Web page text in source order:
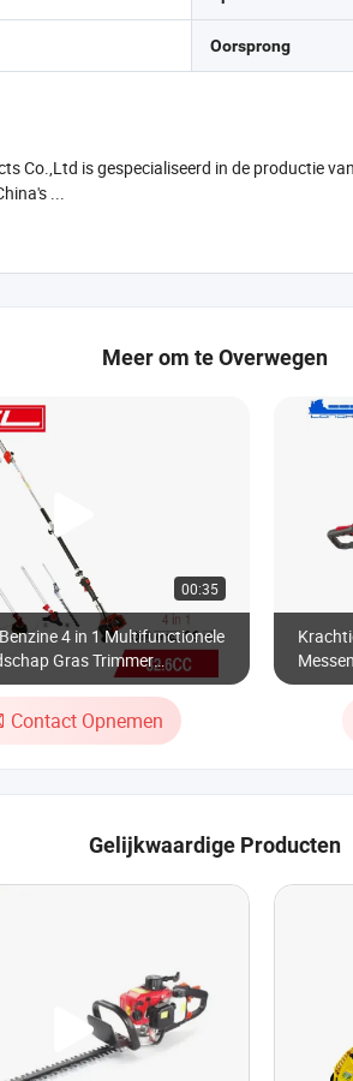
Oorsprong
Co.,Ltd is gespecialiseerd in de productie
...
Meer om te Overwegen
00:35
4 in 1 Multifunctionele
Gras Trimmer
Heggenknipper Borstel
Extra Verlengingspaal
Contact Opnemen
Gelijkwaardige Producten